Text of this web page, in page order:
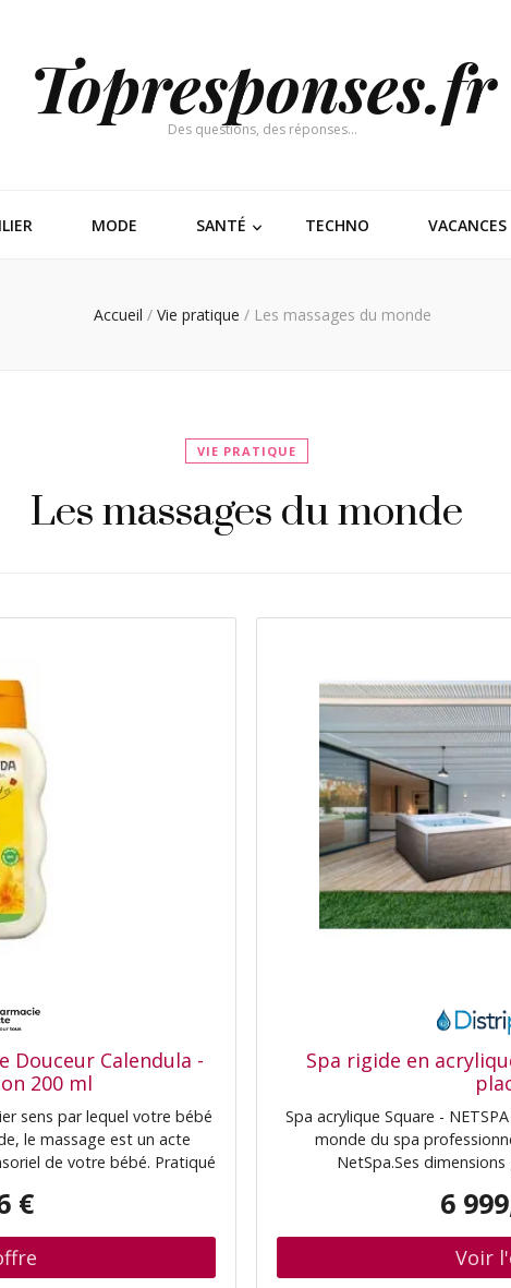
Topresponses.fr
Des questions, des réponses…
MODE SANTÉ TECHNO VACANCES
Accueil / Vie pratique / Les massages du monde
VIE PRATIQUE
Les massages du monde
Douceur Calendula -
200 ml
sens par lequel votre bébé
le massage est un acte
de votre bébé. Pratiqué
€
Spa rigide en
Spa acrylique Square -
monde du spa
NetSpa.Ses
3 postes de massage6